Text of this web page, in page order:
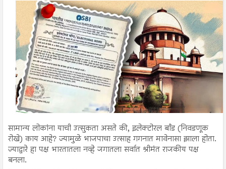
सामान्य लोकांना याची उत्सुकता असते की, इलेक्टोरल बाँड (निवडणूक
रोखे) काय आहे? ज्यामुळे भाजपाचा उत्साह गगनात मावेनासा झाला होता.
ज्याद्वारे हा पक्ष भारतातला नव्हे जगातला सर्वात श्रीमंत राजकीय पक्ष
बनला.